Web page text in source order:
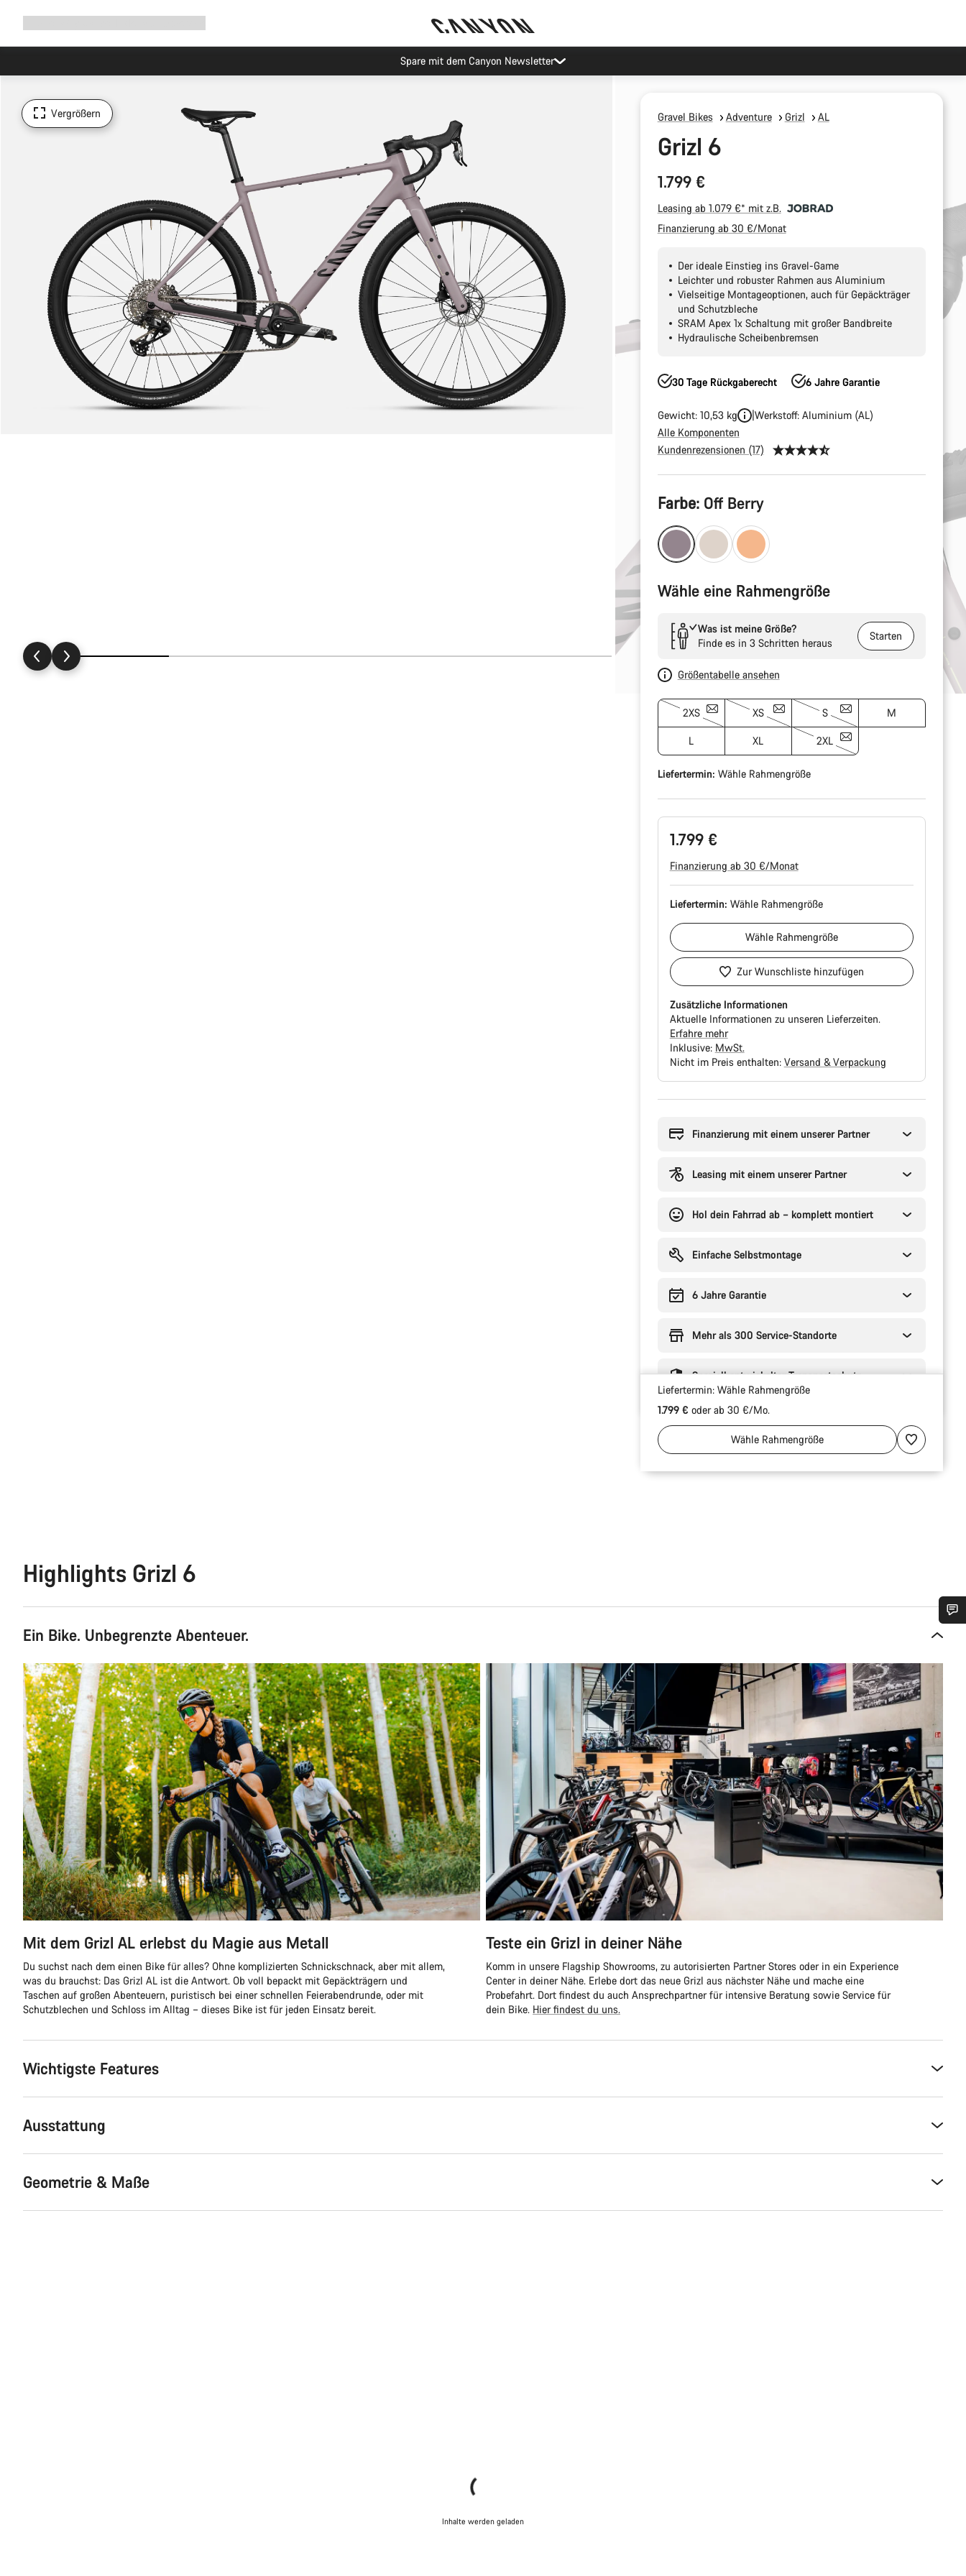
Spare mit dem Canyon Newsletter
Vergrößern Gravel Bikes Adventure Grizl AL
Grizl 6
1.799 €
Leasing ab 1.079 €* mit z.B.
Finanzierung ab 30 €/Monat
Der ideale Einstieg ins Gravel-Game
Leichter und robuster Rahmen aus Aluminium
Vielseitige Montageoptionen, auch für Gepäckträger
und Schutzbleche
SRAM Apex 1x Schaltung mit großer Bandbreite
Hydraulische Scheibenbremsen
30 Tage Rückgaberecht 6 Jahre Garantie
Gewicht: 10,53 kg
Werkstoff: Aluminium (AL)
Alle Komponenten
Kundenrezensionen (17)
Produktkonfiguration
Farbe: Off Berry
Wähle eine Rahmengröße
Was ist meine Größe?
Finde es in 3 Schritten heraus
Starten
Größentabelle ansehen
2XS XS S M
L XL 2XL
Liefertermin: Wähle Rahmengröße
1.799 €
Finanzierung ab 30 €/Monat
Liefertermin: Wähle Rahmengröße
Wähle Rahmengröße
Zur Wunschliste hinzufügen
Zusätzliche Informationen
Aktuelle Informationen zu unseren Lieferzeiten.
Erfahre mehr
Inklusive: MwSt.
Nicht im Preis enthalten: Versand & Verpackung
Finanzierung mit einem unserer Partner
Leasing mit einem unserer Partner
Hol dein Fahrrad ab – komplett montiert
Einfache Selbstmontage
6 Jahre Garantie
Mehr als 300 Service-Standorte
Speziell entwickelter Transportschutz
Liefertermin: Wähle Rahmengröße
1.799 € oder ab 30 €/Mo.
Wähle Rahmengröße
Highlights Grizl 6
Ein Bike. Unbegrenzte Abenteuer.
Mit dem Grizl AL erlebst du Magie aus Metall
Du suchst nach dem einen Bike für alles? Ohne komplizierten Schnickschnack, aber mit allem,
was du brauchst: Das Grizl AL ist die Antwort. Ob voll bepackt mit Gepäckträgern und
Taschen auf großen Abenteuern, puristisch bei einer schnellen Feierabendrunde, oder mit
Schutzblechen und Schloss im Alltag – dieses Bike ist für jeden Einsatz bereit.
Teste ein Grizl in deiner Nähe
Komm in unsere Flagship Showrooms, zu autorisierten Partner Stores oder in ein Experience
Center in deiner Nähe. Erlebe dort das neue Grizl aus nächster Nähe und mache eine
Probefahrt. Dort findest du auch Ansprechpartner für intensive Beratung sowie Service für
dein Bike. Hier findest du uns.
Wichtigste Features
Ausstattung
Geometrie & Maße
Inhalte werden geladen
Unsere Experten stehen dir jetzt im Chat zur Verfügung.
Chat starten
Schließen